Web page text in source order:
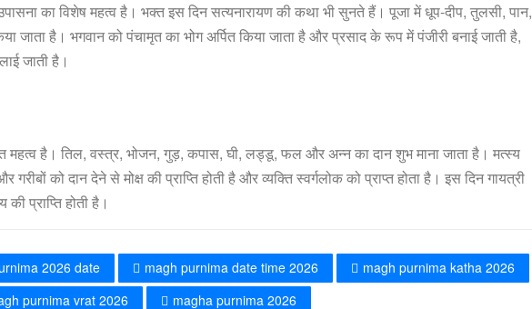
उपासना का विशेष महत्व है। भक्त इस दिन सत्यनारायण की कथा भी सुनते हैं। पूजा में धूप-दीप, तुलसी, पान,
जाता है। भगवान को पंचामृत का भोग अर्पित किया जाता है और प्रसाद के रूप में पंजीरी बनाई जाती है,
जाती है।
महत्व है। तिल, वस्त्र, भोजन, गुड़, कपास, घी, लड्डू, फल और अन्न का दान शुभ माना जाता है। मत्स्य
गरीबों को दान देने से मोक्ष की प्राप्ति होती है और व्यक्ति स्वर्गलोक को प्राप्त होता है। इस दिन गायत्री
की प्राप्ति होती है।
2026 date magh purnima date time 2026
magh purnima katha 2026
purnima vrat 2026 magha purnima 2026